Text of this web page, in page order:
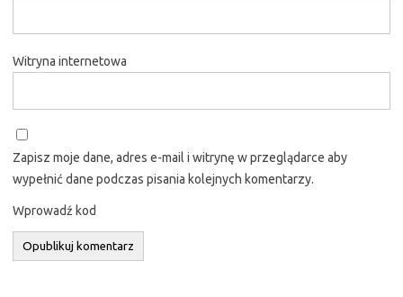
Witryna internetowa
Zapisz moje dane, adres e-mail i witrynę w przeglądarce aby
wypełnić dane podczas pisania kolejnych komentarzy.
Wprowadź kod